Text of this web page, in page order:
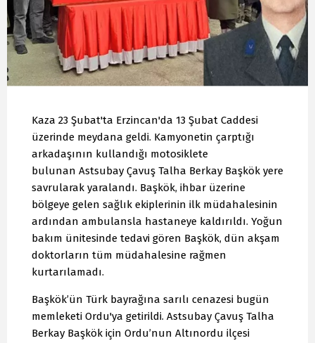
Kaza 23 Şubat'ta Erzincan'da 13 Şubat Caddesi
üzerinde meydana geldi. Kamyonetin çarptığı
arkadaşının kullandığı motosiklete
bulunan Astsubay Çavuş Talha Berkay Başkök yere
savrularak yaralandı. Başkök, ihbar üzerine
bölgeye gelen sağlık ekiplerinin ilk müdahalesinin
ardından ambulansla hastaneye kaldırıldı. Yoğun
bakım ünitesinde tedavi gören Başkök, dün akşam
doktorların tüm müdahalesine rağmen
kurtarılamadı.
Başkök’ün Türk bayrağına sarılı cenazesi bugün
memleketi Ordu'ya getirildi. Astsubay Çavuş Talha
Berkay Başkök için Ordu’nun Altınordu ilçesi